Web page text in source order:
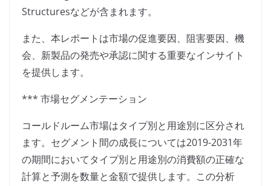
Structuresなどが含まれます。
また、本レポートは市場の促進要因、阻害要因、機
会、新製品の発売や承認に関する重要なインサイト
を提供します。
*** 市場セグメンテーション
コールドルーム市場はタイプ別と用途別に区分され
ます。セグメント間の成長については2019-2031年
の期間においてタイプ別と用途別の消費額の正確な
計算と予測を数量と金額で提供します。この分析